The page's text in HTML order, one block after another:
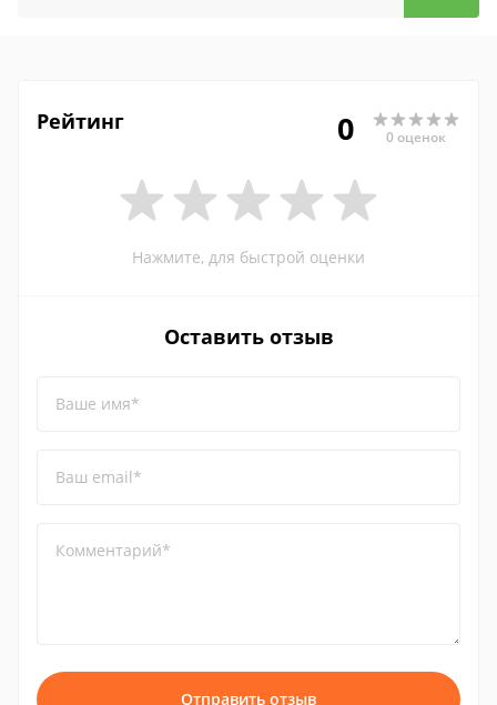
Рейтинг 0 0 оценок
Нажмите, для быстрой оценки
Оставить отзыв
Ваше имя*
Ваш email*
Комментарий*
Отправить отзыв